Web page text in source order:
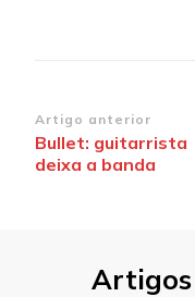
Navegação
de
Artigo anterior
Bullet: guitarrista
deixa a banda
Artigos